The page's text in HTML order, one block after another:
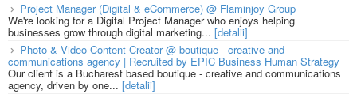
Project Manager (Digital & eCommerce) @ Flaminjoy Group
We're looking for a Digital Project Manager who enjoys helping
businesses grow through digital marketing... [detalii]
Photo & Video Content Creator @ boutique - creative and
communications agency | Recruited by EPIC Business Human Strategy
Our client is a Bucharest based boutique - creative and communications
agency, driven by one... [detalii]